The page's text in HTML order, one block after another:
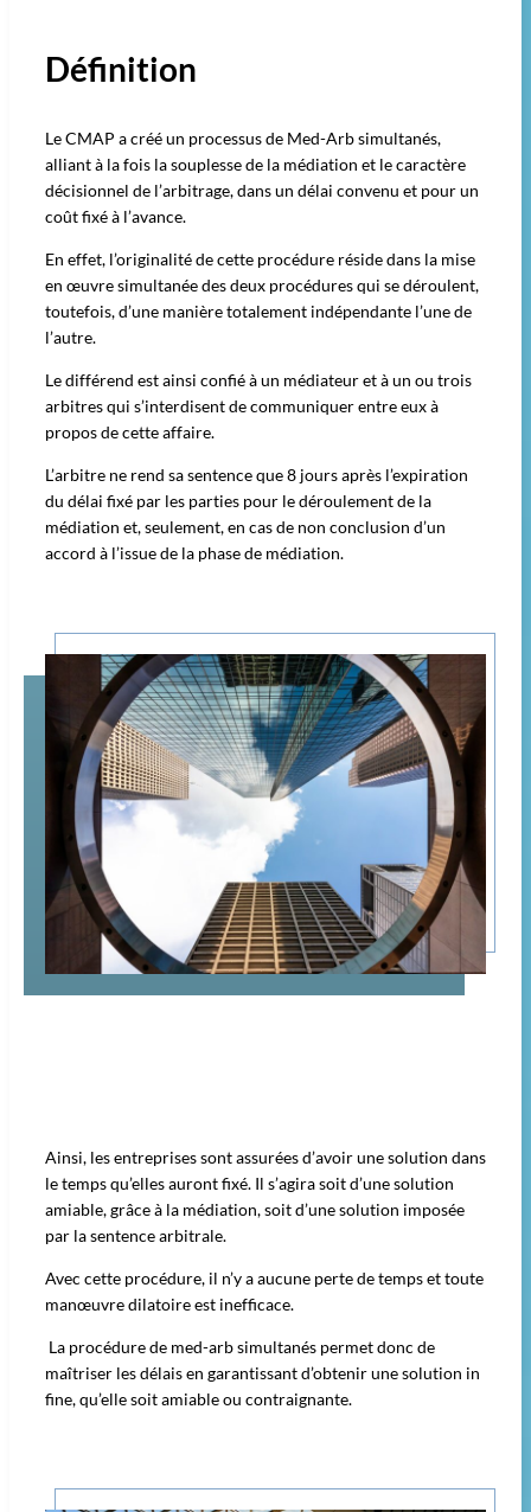
Définition
Le CMAP a créé un processus de Med-Arb simultanés,
alliant à la fois la souplesse de la médiation et le caractère
décisionnel de l’arbitrage, dans un délai convenu et pour un
coût fixé à l’avance.
En effet, l’originalité de cette procédure réside dans la mise
en œuvre simultanée des deux procédures qui se déroulent,
toutefois, d’une manière totalement indépendante l’une de
l’autre.
Le différend est ainsi confié à un médiateur et à un ou trois
arbitres qui s’interdisent de communiquer entre eux à
propos de cette affaire.
L’arbitre ne rend sa sentence que 8 jours après l’expiration
du délai fixé par les parties pour le déroulement de la
médiation et, seulement, en cas de non conclusion d’un
accord à l’issue de la phase de médiation.
Ainsi, les entreprises sont assurées d’avoir une solution dans
le temps qu’elles auront fixé. Il s’agira soit d’une solution
amiable, grâce à la médiation, soit d’une solution imposée
par la sentence arbitrale.
Avec cette procédure, il n’y a aucune perte de temps et toute
manœuvre dilatoire est inefficace.
La procédure de med-arb simultanés permet donc de
maîtriser les délais en garantissant d’obtenir une solution in
fine, qu’elle soit amiable ou contraignante.